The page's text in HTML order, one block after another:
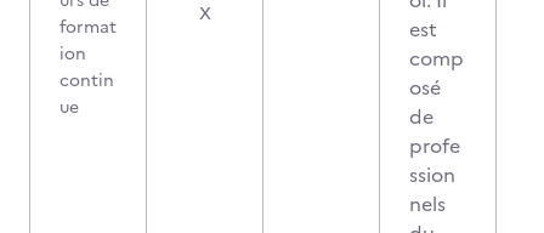
format
ion
contin
ue
X
est
comp
osé
de
profe
ssion
nels